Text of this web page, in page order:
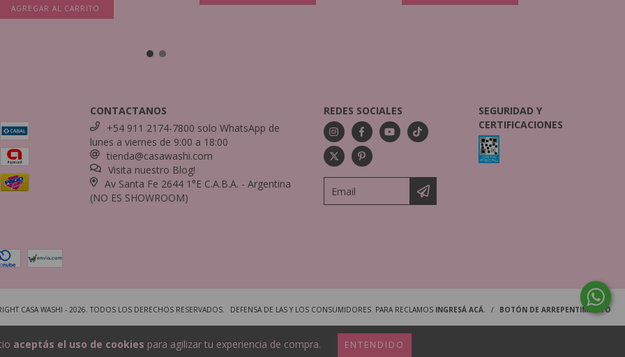
aceptás el uso de cookies para agilizar tu experiencia de compra. ENTENDIDO
AGREGAR AL CARRITO
CONTACTANOS
+54 911 2174-7800 solo WhatsApp de
lunes a viernes de 9:00 a 18:00
tienda@casawashi.com
Visita nuestro Blog!
Av Santa Fe 2644 1°E C.A.B.A. - Argentina
(NO ES SHOWROOM)
REDES SOCIALES
SEGURIDAD Y
CERTIFICACIONES
CASA WASHI - 2026. TODOS LOS DERECHOS RESERVADOS. DEFENSA DE LAS Y LOS CONSUMIDORES. PARA RECLAMOS INGRESÁ ACÁ. / BOTÓN DE ARREPENTIMIENTO